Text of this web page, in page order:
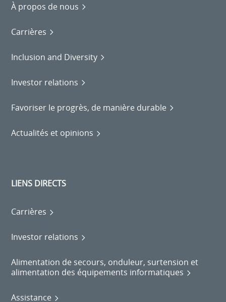
À propos de nous
Carrières
Inclusion and Diversity
Investor relations
Favoriser le progrès, de manière durable
Actualités et opinions
LIENS DIRECTS
Carrières
Investor relations
Alimentation de secours, onduleur, surtension et
alimentation des équipements informatiques
Assistance